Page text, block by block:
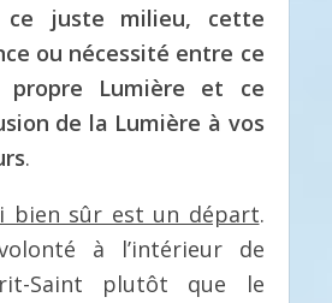
ce juste milieu, cette
ou nécessité entre ce
propre Lumière et ce
de la Lumière à vos
.
bien sûr est un départ.
à l’intérieur de
Saint plutôt que le